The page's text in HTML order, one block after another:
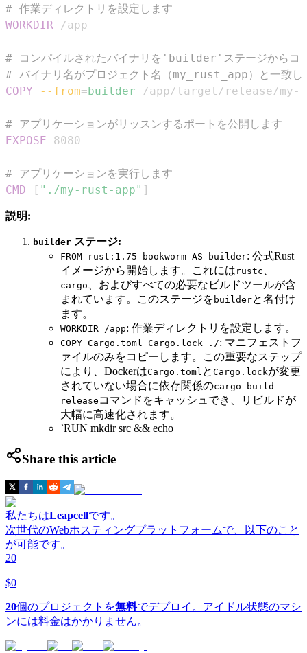
# 作業ディレクトリを設定します
WORKDIR /app
# コンパイルされたバイナリを'builder'ステージからコ
# バイナリ名がプロジェクト名（my_rust_app）と一致し
COPY
--from=builder /app/target/release/my-
# アプリケーションがリッスンするポートを公開します
EXPOSE 8080
# アプリケーションを実行します
CMD [ "./my-rust-app" ]
説明:
builder ステージ:
FROM rust:1.75-bookworm AS builder: 公式Rust
イメージから開始します。これには rustc
cargo
、およびすべての必要なビルドツールが含
まれています。このステージを builderと名付け
ます。
WORKDIR /app: 作業ディレクトリを設定します。
COPY Cargo.toml Cargo.lock ./: マニフェストフ
ァイルのみをコピーします。この重要なステップ
により、DockerはCargo.toml と Cargo.lockが変更
されていない場合に依存関係のcargo build --
release コマンドをキャッシュでき、リビルドが
大幅に高速化されます。
`RUN mkdir src && echo
Share this article
私たちはLeapcellです。
次世代のWebホスティングプラットフォームで、以下のこと
が可能です。
20
=
$0
20個のプロジェクトを無料でデプロイ。アイドル状態のマシ
ンには料金はかかりません。